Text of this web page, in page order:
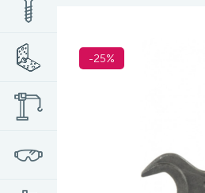
-25%